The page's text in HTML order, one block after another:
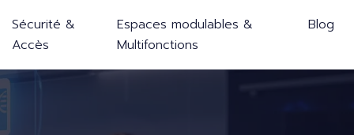
Sécurité &
Accès
Espaces modulables &
Multifonctions
Blog